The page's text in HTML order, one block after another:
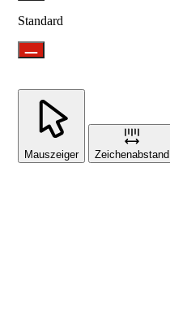
Standard
Mauszeiger Zeichenabstand